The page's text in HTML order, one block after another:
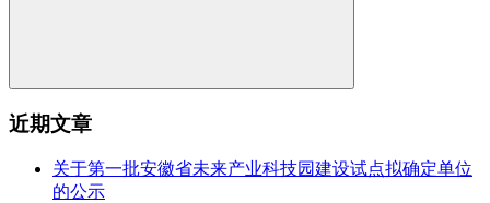
近期文章
关于第一批安徽省未来产业科技园建设试点拟确定单位
的公示